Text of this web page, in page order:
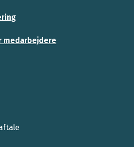
medarbejdere